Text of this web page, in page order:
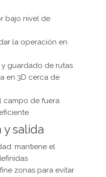
bajo nivel de
la operación en
guardado de rutas
en 3D cerca de
campo de fuera
y salida
mantiene el
zonas para evitar